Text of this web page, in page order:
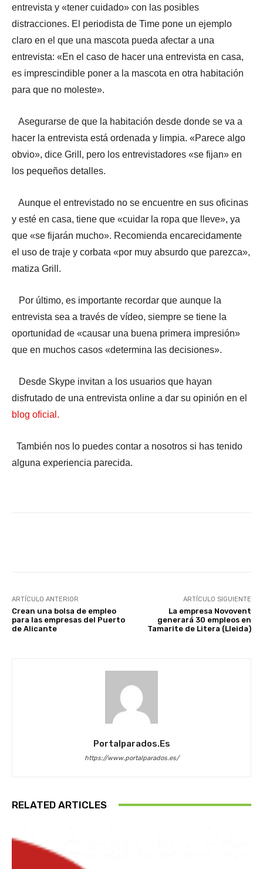
entrevista y «tener cuidado» con las posibles
distracciones. El periodista de Time pone un ejemplo
claro en el que una mascota pueda afectar a una
entrevista: «En el caso de hacer una entrevista en casa,
es imprescindible poner a la mascota en otra habitación
para que no moleste».
Asegurarse de que la habitación desde donde se va a
hacer la entrevista está ordenada y limpia. «Parece algo
obvio», dice Grill, pero los entrevistadores «se fijan» en
los pequeños detalles.
Aunque el entrevistado no se encuentre en sus oficinas
y esté en casa, tiene que «cuidar la ropa que lleve», ya
que «se fijarán mucho». Recomienda encarecidamente
el uso de traje y corbata «por muy absurdo que parezca»,
matiza Grill.
Por último, es importante recordar que aunque la
entrevista sea a través de vídeo, siempre se tiene la
oportunidad de «causar una buena primera impresión»
que en muchos casos «determina las decisiones».
Desde Skype invitan a los usuarios que hayan
disfrutado de una entrevista online a dar su opinión en el
blog oficial.
También nos lo puedes contar a nosotros si has tenido
alguna experiencia parecida.
ARTÍCULO ANTERIOR
Crean una bolsa de empleo
para las empresas del Puerto
de Alicante
ARTÍCULO SIGUIENTE
La empresa Novovent
generará 30 empleos en
Tamarite de Litera (Lleida)
Portalparados.es
https://www.portalparados.es/
RELATED ARTICLES